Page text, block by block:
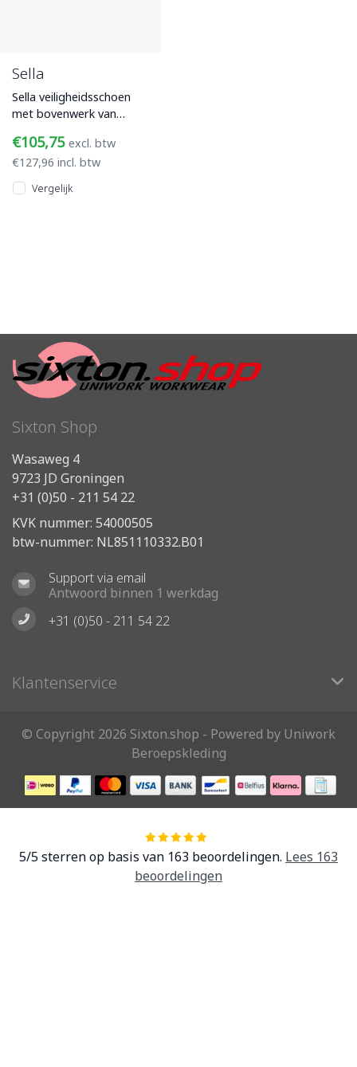
Sella
Sella veiligheidsschoen
met bovenwerk van
composiet
veiligheidsneus en
PU/Rubb
€105,75 excl. btw
€127,96 incl. btw
Vergelijk
Sixton Shop
Wasaweg 4
9723 JD Groningen
+31 (0)50 - 211 54 22
KVK nummer: 54000505
btw-nummer: NL851110332.B01
Support via email
Antwoord binnen 1 werkdag
+31 (0)50 - 211 54 22
Klantenservice
© Copyright 2026 Sixton.shop - Powered by Uniwork
Beroepskleding
5/5sterren op basis van 163 beoordelingen. Lees 163
beoordelingen